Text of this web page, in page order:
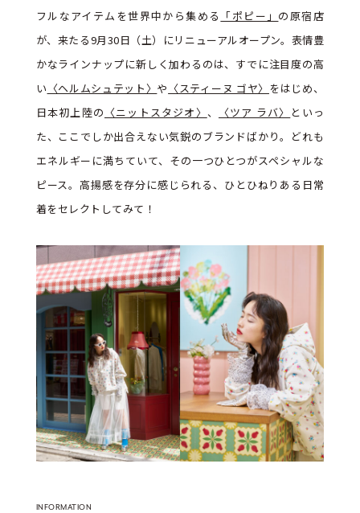
フルなアイテムを世界中から集める 「ポピー」 の原宿店
が、来たる9月30日（土）にリニューアルオープン。表情豊
かなラインナップに新しく加わるのは、すでに注目度の高
い 〈ヘルムシュテット〉 や 〈スティーヌ ゴヤ〉 をはじめ、
日本初上陸の 〈ニットスタジオ〉 、 〈ツア ラバ〉 といっ
た、ここでしか出合えない気鋭のブランドばかり。どれも
エネルギーに満ちていて、その一つひとつがスペシャルな
ピース。高揚感を存分に感じられる、ひとひねりある日常
着をセレクトしてみて！
INFORMATION